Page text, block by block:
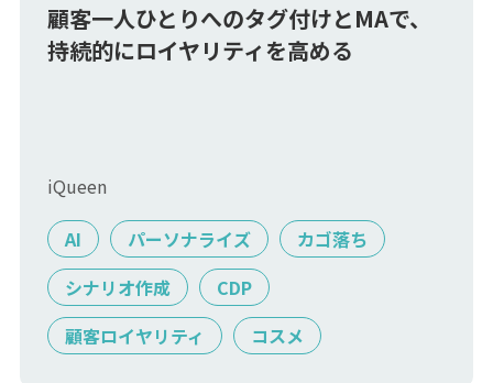
顧客一人ひとりへのタグ付けとMAで、
持続的にロイヤリティを高める
iQueen
AI
パーソナライズ
カゴ落ち
シナリオ作成
CDP
顧客ロイヤリティ
コスメ